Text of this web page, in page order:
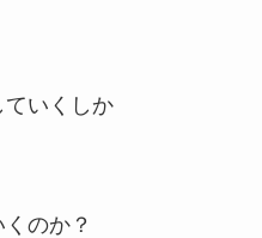
ていくしか
のか？